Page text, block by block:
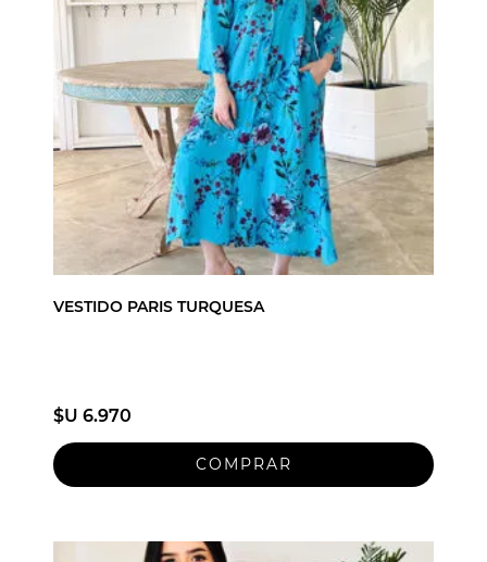
VESTIDO PARIS TURQUESA
$U 6.970